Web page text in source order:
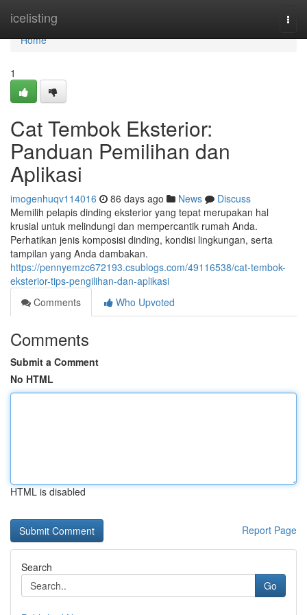
icelisting
Home
Home
1
Cat Tembok Eksterior:
Panduan Pemilihan dan
Aplikasi
imogenhuqv114016 86 days ago News
Discuss
Memilih pelapis dinding eksterior yang tepat merupakan hal
krusial untuk melindungi dan mempercantik rumah Anda.
Perhatikan jenis komposisi dinding, kondisi lingkungan, serta
tampilan yang Anda dambakan.
https://pennyemzc672193.csublogs.com/49116538/cat-tembok-
eksterior-tips-pengilihan-dan-aplikasi
Comments
Who Upvoted
Comments
Submit a Comment
No HTML
HTML is disabled
Report Page
Search
Go